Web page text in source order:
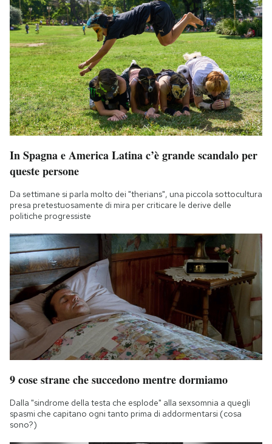
In Spagna e America Latina c’è grande scandalo per
queste persone
Da settimane si parla molto dei "therians", una piccola sottocultura
presa pretestuosamente di mira per criticare le derive delle
politiche progressiste
9 cose strane che succedono mentre dormiamo
Dalla "sindrome della testa che esplode" alla sexsomnia a quegli
spasmi che capitano ogni tanto prima di addormentarsi (cosa
sono?)